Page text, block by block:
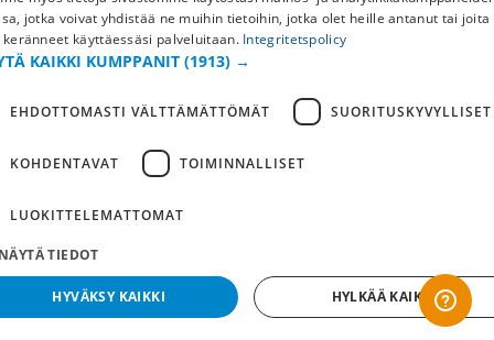
FI
jotka voivat yhdistää ne muihin tietoihin, jotka olet heille antanut tai joita
keränneet käyttäessäsi palveluitaan. Integritetspolicy
KAIKKI KUMPPANIT (1913) →
EHDOTTOMASTI VÄLTTÄMÄTTÖMÄT SUORITUSKYVYLLISET
KOHDENTAVAT TOIMINNALLISET
LUOKITTELEMATTOMAT
TIEDOT
HYVÄKSY KAIKKI HYLKÄÄ KAIKKI